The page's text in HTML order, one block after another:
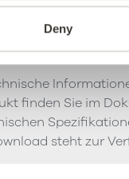
Deny
finden Sie im
steht zur